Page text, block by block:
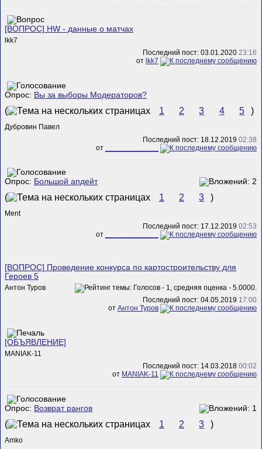
[ВОПРОС] HW - данные о матчах
lkk7
Последний пост: 03.01.2020 23:16
от lkk7
Опрос: Вы за выборы Модераторов?
( 1 2 3 4 5 )
Дубровин Павел
Последний пост: 18.12.2019 02:38
от
Опрос: Большой апдейт
( 1 2 3 )
Ment
Последний пост: 17.12.2019 02:53
от
[ВОПРОС] Проведение конкурса по картостроительству для
Героев 5
Антон Туров
Последний пост: 04.05.2019 17:00
от Антон Туров
[ОБЪЯВЛЕНИЕ]
MANIAK-11
Последний пост: 14.03.2018 00:02
от MANIAK-11
Опрос: Возврат рангов
( 1 2 3 )
Amko